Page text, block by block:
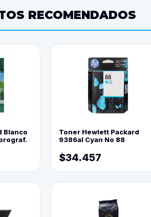
RECOMENDADOS
Blanco
Toner Hewlett Packard
9386al Cyan No 88
$34.457